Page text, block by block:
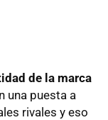
de la marca
una puesta a
rivales y eso